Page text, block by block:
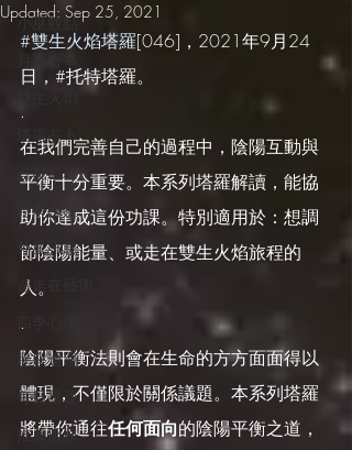
小巫觀點
塔羅占卜
占星101
時事占星
外星訊息
遊走在藝術
四季心境
星座週運
每日星運
推薦服務
Updated: Sep 25, 2021
#雙生火焰塔羅[046]，2021年9月24
日，#托特塔羅。
.
在我們完善自己的過程中，陰陽互動與
平衡十分重要。本系列塔羅解讀，能協
助你達成這份功課。特別適用於：想調
節陰陽能量、或走在雙生火焰旅程的
人。
.
陰陽平衡法則會在生命的方方面面得以
體現，不僅限於關係議題。本系列塔羅
將帶你通往任何面向的陰陽平衡之道，